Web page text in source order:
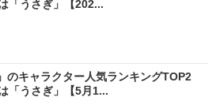
「うさぎ」【202...
のキャラクター人気ランキングTOP2
「うさぎ」【5月1...